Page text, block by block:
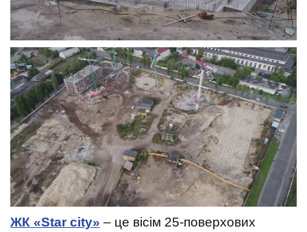
ЖК «Star city» – це вісім 25-поверхових